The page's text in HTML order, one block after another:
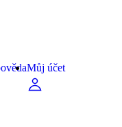
Můj účet